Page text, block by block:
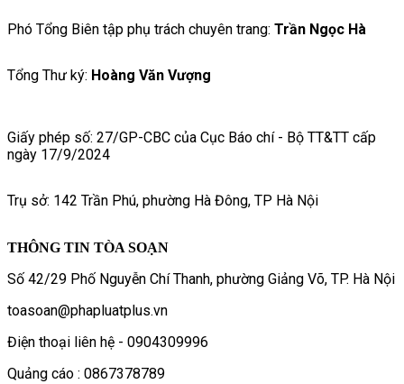
Phó Tổng Biên tập phụ trách chuyên trang: Trần Ngọc Hà
Tổng Thư ký: Hoàng Văn Vượng
Giấy phép số: 27/GP-CBC của Cục Báo chí - Bộ TT&TT cấp
ngày 17/9/2024
Trụ sở: 142 Trần Phú, phường Hà Đông, TP Hà Nội
THÔNG TIN TÒA SOẠN
Số 42/29 Phố Nguyễn Chí Thanh, phường Giảng Võ, TP. Hà Nội
toasoan@phapluatplus.vn
Điện thoại liên hệ - 0904309996
Quảng cáo : 0867378789